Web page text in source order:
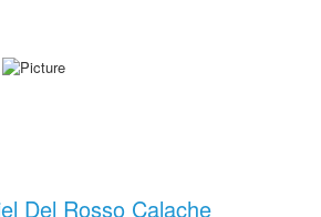
Del Rosso Calache